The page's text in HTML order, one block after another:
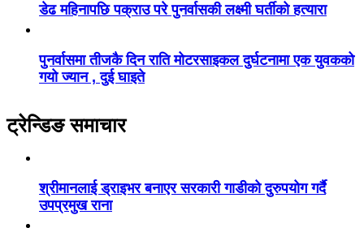
डेढ महिनापछि पक्राउ परे पुनर्वासकी लक्ष्मी घर्तीको हत्यारा
पुनर्वासमा तीजकै दिन राति मोटरसाइकल दुर्घटनामा एक युवकको
गयो ज्यान , दुई घाइते
ट्रेन्डिङ समाचार
श्रीमानलाई ड्राइभर बनाएर सरकारी गाडीको दुरुपयोग गर्दै
उपप्रमुख राना